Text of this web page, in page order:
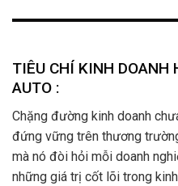
TIÊU CHÍ KINH DOANH
AUTO :
Chặng đường kinh doanh
đứng vững trên thương
mà nó đòi hỏi mỗi doanh
những giá trị cốt lõi trong